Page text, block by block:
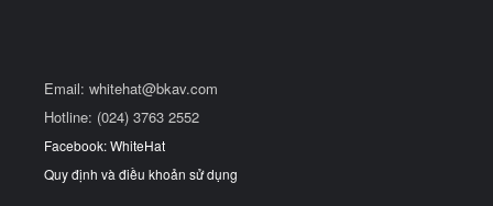
Email: whitehat@bkav.com
Hotline: (024) 3763 2552
Facebook: WhiteHat
Quy định và điều khoản sử dụng